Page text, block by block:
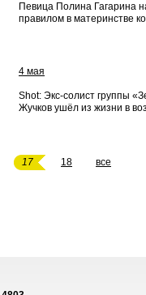
Певица Полина Гагарина
правилом в материнстве
4 мая
Shot: Экс-солист группы
Жучков ушёл из жизни в
17 18 все